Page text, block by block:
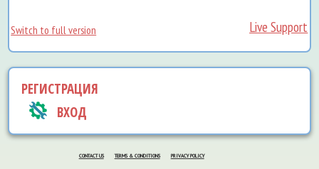
Switch to full version Live Support
РЕГИСТРАЦИЯ
ВХОД
CONTACT US TERMS & CONDITIONS PRIVACY POLICY